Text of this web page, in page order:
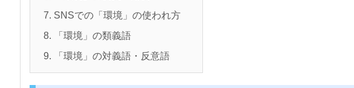
7. SNSでの「環境」の使われ方
8. 「環境」の類義語
9. 「環境」の対義語・反意語